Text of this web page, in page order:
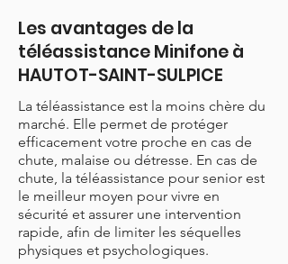
Les avantages de la
téléassistance Minifone à
HAUTOT-SAINT-SULPICE
La téléassistance est la moins chère du
marché. Elle permet de protéger
efficacement votre proche en cas de
chute, malaise ou détresse. En cas de
chute, la téléassistance pour senior est
le meilleur moyen pour vivre en
sécurité et assurer une intervention
rapide, afin de limiter les séquelles
physiques et psychologiques.